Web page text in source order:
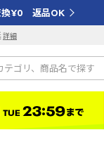
換¥0 返品OK
詳細